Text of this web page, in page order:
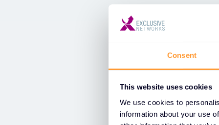
Consent
This website uses cookies
We use cookies to
information about your use